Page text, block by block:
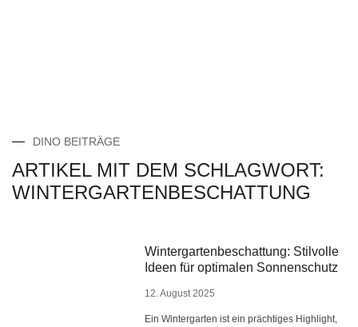
DINO BEITRÄGE
ARTIKEL MIT DEM SCHLAGWORT:
WINTERGARTENBESCHATTUNG
Wintergartenbeschattung: Stilvolle
Ideen für optimalen Sonnenschutz
12. August 2025
Ein Wintergarten ist ein prächtiges Highlight,